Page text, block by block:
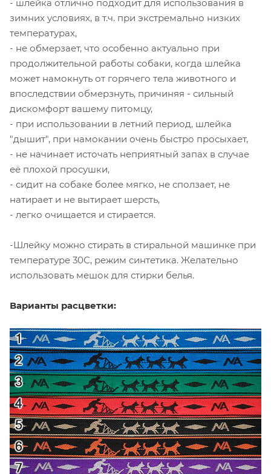
- шлейка отлично подходит для использования в
зимних условиях, в т.ч. при экстремально низких
температурах,
- не обмерзает, что особенно актуально при
продолжительной работы собаки, когда шлейка
может намокнуть от горячего тела животного и
впоследствии обмерзнуть, причиняя - сильный
дискомфорт вашему питомцу,
- при использовании в летний период, шлейка
"дышит", при намокании очень быстро просыхает,
- не начинает источать неприятный запах в случае
её плохой просушки,
- сидит на собаке более мягко, не сползает, не
натирает и не вытирает шерсть,
- легко очищается и стирается.
-Шлейку можно стирать в стиральной машинке при
температуре 30С, режим синтетика. Желательно
использовать мешок для стирки белья.
Варианты расцветки: